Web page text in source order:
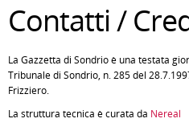
E SPETTACOLI POLITICA
DELLE IDEE FATTI DELLO SPIRITO
Contatti /
La Gazzetta di Sondrio è una testata
Tribunale di Sondrio, n. 285 del
Frizziero.
La struttura tecnica è curata da Nereal